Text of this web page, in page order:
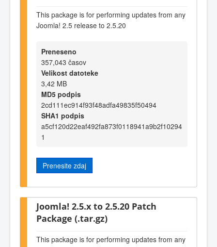
This package is for performing updates from any
Joomla! 2.5 release to 2.5.20
Preneseno
357,043 časov
Velikost datoteke
3,42 MB
MD5 podpis
2cd111ec914f93f48adfa49835f50494
SHA1 podpis
a5cf120d22eaf492fa873f0118941a9b2f10294
1
Prenesite zdaj
Joomla! 2.5.x to 2.5.20 Patch
Package (.tar.gz)
This package is for performing updates from any